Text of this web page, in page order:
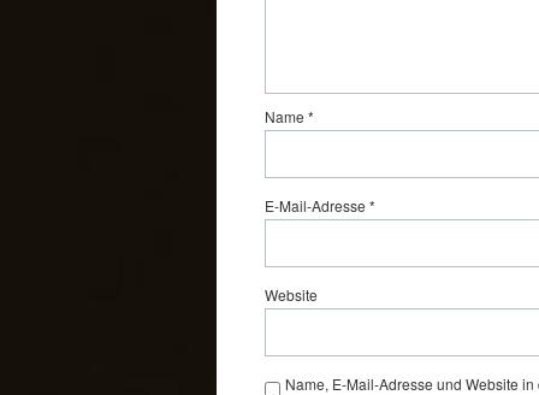
Name *
E-Mail-Adresse *
Website
Name, E-Mail-Adresse und Website